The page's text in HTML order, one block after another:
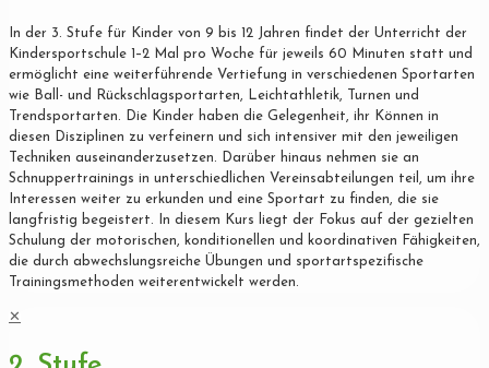
In der 3. Stufe für Kinder von 9 bis 12 Jahren findet der Unterricht der
Kindersportschule 1–2 Mal pro Woche für jeweils 60 Minuten statt und
ermöglicht eine weiterführende Vertiefung in verschiedenen Sportarten
wie Ball- und Rückschlagsportarten, Leichtathletik, Turnen und
Trendsportarten. Die Kinder haben die Gelegenheit, ihr Können in
diesen Disziplinen zu verfeinern und sich intensiver mit den jeweiligen
Techniken auseinanderzusetzen. Darüber hinaus nehmen sie an
Schnuppertrainings in unterschiedlichen Vereinsabteilungen teil, um ihre
Interessen weiter zu erkunden und eine Sportart zu finden, die sie
langfristig begeistert. In diesem Kurs liegt der Fokus auf der gezielten
Schulung der motorischen, konditionellen und koordinativen Fähigkeiten,
die durch abwechslungsreiche Übungen und sportartspezifische
Trainingsmethoden weiterentwickelt werden.
✕